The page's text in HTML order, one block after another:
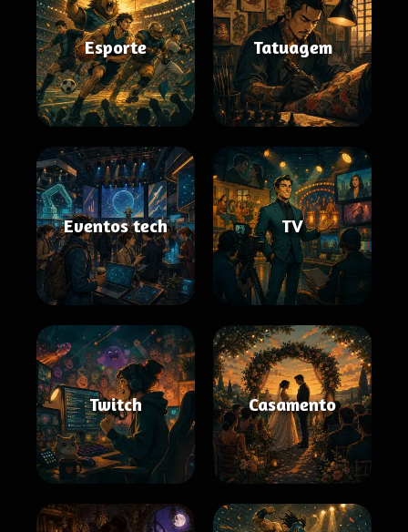
Esporte Tatuagem
Eventos tech TV
Twitch Casamento